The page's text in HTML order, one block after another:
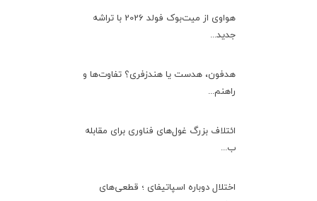
هواوی از میت‌بوک فولد 2026 با تراشه
جدید...
هدفون، هدست یا هندزفری؟ تفاوت‌ها و
راهنم...
ائتلاف بزرگ غول‌های فناوری برای مقابله
ب...
اختلال دوباره اسپاتیفای ؛ قطعی‌های